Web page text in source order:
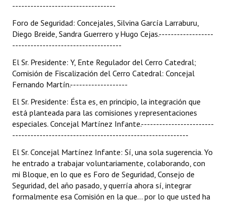
----------------------------------
Foro de Seguridad: Concejales, Silvina García Larraburu,
Diego Breide, Sandra Guerrero y Hugo Cejas.------------------
------------------------------------
El Sr. Presidente: Y, Ente Regulador del Cerro Catedral;
Comisión de Fiscalización del Cerro Catedral: Concejal
Fernando Martín.-------------------
El Sr. Presidente: Ésta es, en principio, la integración que
está planteada para las comisiones y representaciones
especiales. Concejal Martínez Infante.------------------------
----------------------------------------------------------
El Sr. Concejal Martínez Infante: Sí, una sola sugerencia. Yo
he entrado a trabajar voluntariamente, colaborando, con
mi Bloque, en lo que es Foro de Seguridad, Consejo de
Seguridad, del año pasado, y querría ahora sí, integrar
formalmente esa Comisión en la que... por lo que usted ha